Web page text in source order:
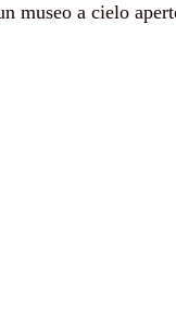
museo a cielo